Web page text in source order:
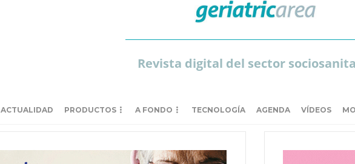
Revista digital del sector
ACTUALIDAD PRODUCTOS A FONDO TECNOLOGÍA AGENDA VÍDEOS